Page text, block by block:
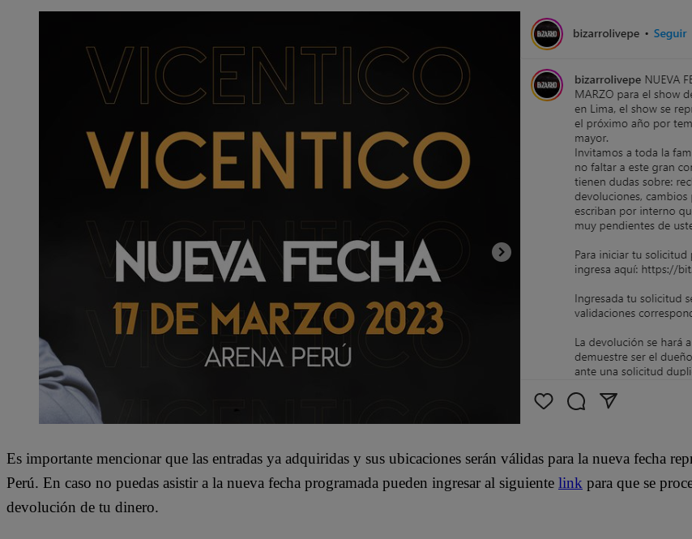
Es importante mencionar que las entradas ya adquiridas y sus ubicaciones serán válidas para la nueva fecha
Perú. En caso no puedas asistir a la nueva fecha programada pueden ingresar al siguiente link para que se
devolución de tu dinero.